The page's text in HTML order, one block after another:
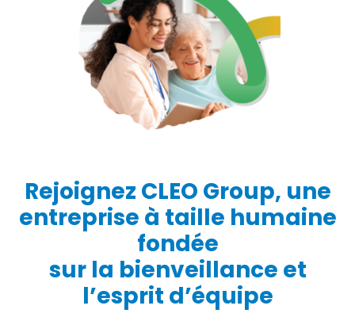
Rejoignez CLEO Group, une
entreprise à taille humaine
fondée
sur la bienveillance et
l’esprit d’équipe